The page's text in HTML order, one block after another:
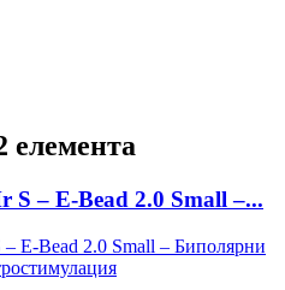
елемента
S – E-Bead 2.0 Small –...